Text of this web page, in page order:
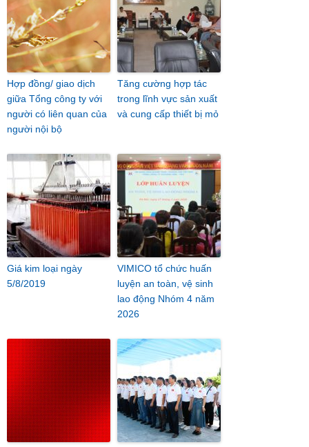
Hợp đồng/ giao dịch
giữa Tổng công ty với
người có liên quan của
người nội bộ
Tăng cường hợp tác
trong lĩnh vực sản xuất
và cung cấp thiết bị mỏ
Giá kim loại ngày
5/8/2019
VIMICO tổ chức huấn
luyện an toàn, vệ sinh
lao động Nhóm 4 năm
2026